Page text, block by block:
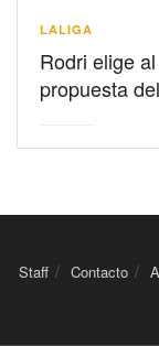
LALIGA
Rodri elige
propuesta
Staff Contacto